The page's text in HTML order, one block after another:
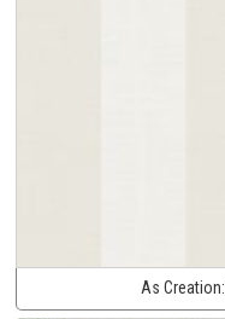
As Creation: